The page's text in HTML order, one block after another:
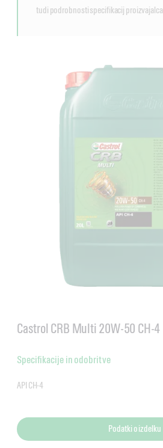
tudi podrobnosti specifikacij proizvajalca.
Castrol CRB Multi 20W-50 CH-4
Specifikacije in odobritve
API CH-4
Podatki o izdelku